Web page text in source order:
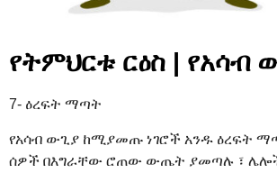
የትምህርቱ ርዕስ | የአሳብ
7- ዕረፍት ማጣት
የአሳብ ውጊያ ከሚያመጡ ነገሮች አንዱ ዕረፍት
ሰዎች በእግራቸው ሮጠው ውጤት ያመጣሉ ፣